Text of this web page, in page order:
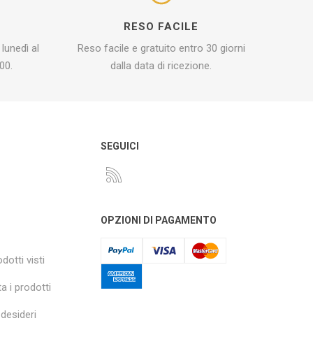
al
RESO FACILE
Reso facile e gratuito entro 30 giorni
dalla data di ricezione.
visti
i prodotti
SEGUICI
OPZIONI DI PAGAMENTO